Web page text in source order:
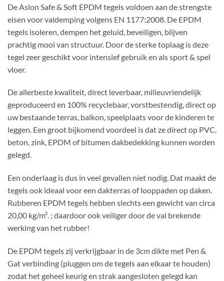
De Aslon Safe & Soft EPDM tegels voldoen aan de strengste
eisen voor valdemping volgens EN 1177:2008. De EPDM
tegels isoleren, dempen het geluid, beveiligen, blijven
prachtig mooi van structuur. Door de sterke toplaag is deze
tegel zeer geschikt voor intensief gebruik en als sport & spel
vloer.
De allerbeste kwaliteit, direct leverbaar, milieuvriendelijk
geproduceerd en 100% recyclebaar, vorstbestendig, direct op
uw bestaande terras, balkon, speelplaats voor de kinderen te
leggen. Een groot bijkomend voordeel is dat ze direct op PVC,
beton, zink, EPDM of bitumen dakbedekking kunnen worden
gelegd.
Een onderlaag is dus in veel gevallen niet nodig. Dat maakt de
tegels ook ideaal voor een dakterras of looppaden op daken.
Rubberen EPDM tegels hebben slechts een gewicht van circa
20,00 kg/m². ; daardoor ook veiliger door de val brekende
werking van het rubber!
De EPDM tegels zij verkrijgbaar in de 3cm dikte met Pen &
Gat verbinding (pluggen om de tegels aan elkaar te houden)
zodat het geheel keurig en strak aangesloten gelegd kan